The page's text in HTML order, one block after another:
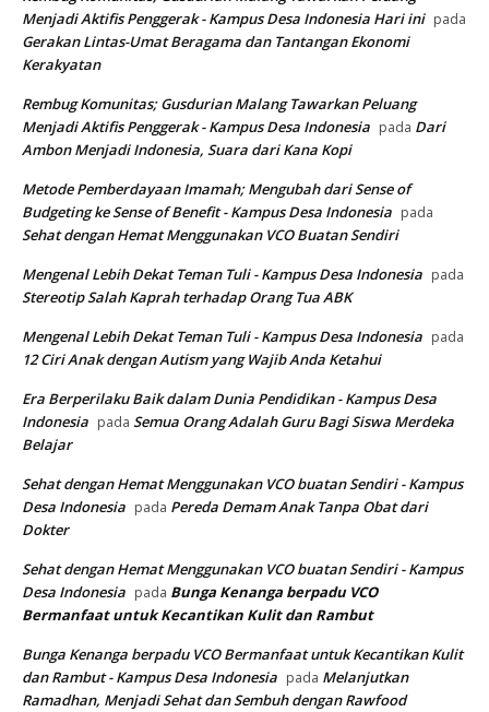
Menjadi Aktifis Penggerak - Kampus Desa Indonesia Hari ini pada
Gerakan Lintas-Umat Beragama dan Tantangan Ekonomi
Kerakyatan
Rembug Komunitas; Gusdurian Malang Tawarkan Peluang
Menjadi Aktifis Penggerak - Kampus Desa Indonesia pada Dari
Ambon Menjadi Indonesia, Suara dari Kana Kopi
Metode Pemberdayaan Imamah; Mengubah dari Sense of
Budgeting ke Sense of Benefit - Kampus Desa Indonesia pada
Sehat dengan Hemat Menggunakan VCO Buatan Sendiri
Mengenal Lebih Dekat Teman Tuli - Kampus Desa Indonesia pada
Stereotip Salah Kaprah terhadap Orang Tua ABK
Mengenal Lebih Dekat Teman Tuli - Kampus Desa Indonesia pada
12 Ciri Anak dengan Autism yang Wajib Anda Ketahui
Era Berperilaku Baik dalam Dunia Pendidikan - Kampus Desa
Indonesia pada Semua Orang Adalah Guru Bagi Siswa Merdeka
Belajar
Sehat dengan Hemat Menggunakan VCO buatan Sendiri - Kampus
Desa Indonesia pada Pereda Demam Anak Tanpa Obat dari
Dokter
Sehat dengan Hemat Menggunakan VCO buatan Sendiri - Kampus
Desa Indonesia pada Bunga Kenanga berpadu VCO
Bermanfaat untuk Kecantikan Kulit dan Rambut
Bunga Kenanga berpadu VCO Bermanfaat untuk Kecantikan Kulit
dan Rambut - Kampus Desa Indonesia pada Melanjutkan
Ramadhan, Menjadi Sehat dan Sembuh dengan Rawfood